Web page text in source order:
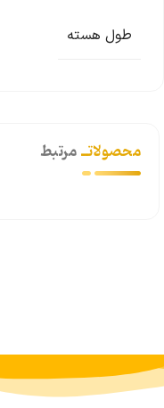
طول هسته
محصولاتــمرتبط